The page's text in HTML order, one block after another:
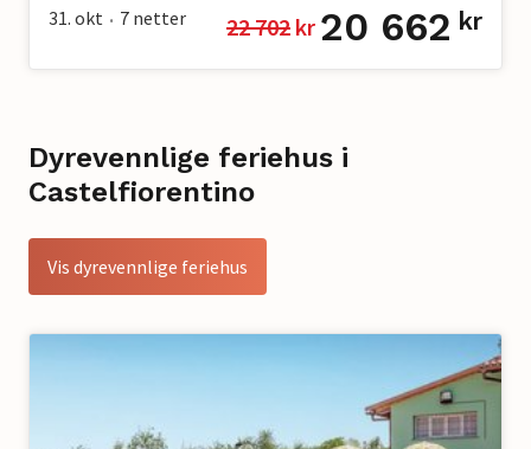
31. okt • 7 netter 22 702 kr 20 662 kr
Dyrevennlige feriehus i
Castelfiorentino
Vis dyrevennlige feriehus